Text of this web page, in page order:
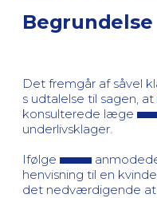
Begrundelse
Det fremgår af såvel
s udtalelse til sagen, at
konsulterede læge
underlivsklager.
Ifølge
henvisning til en
det nedværdigende at